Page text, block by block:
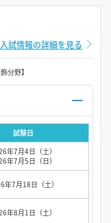
入試情報の詳細を見る
分野】
試験日
年7月4日（土）
年7月5日（日）
年7月18日（土）
年8月1日（土）